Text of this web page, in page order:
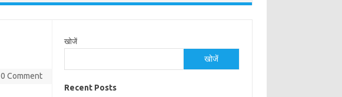
0 Comment
खोजें
खोजें
Recent Posts